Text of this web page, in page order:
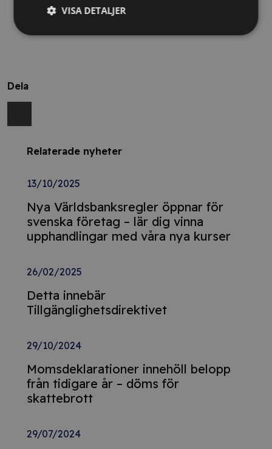
Dela
Relaterade nyheter
13/10/2025
Nya Världsbanksregler öppnar för
svenska företag – lär dig vinna
upphandlingar med våra nya kurser
26/02/2025
Detta innebär
Tillgänglighetsdirektivet
29/10/2024
Momsdeklarationer innehöll belopp
från tidigare år – döms för
skattebrott
29/07/2024
VISA DETALJER